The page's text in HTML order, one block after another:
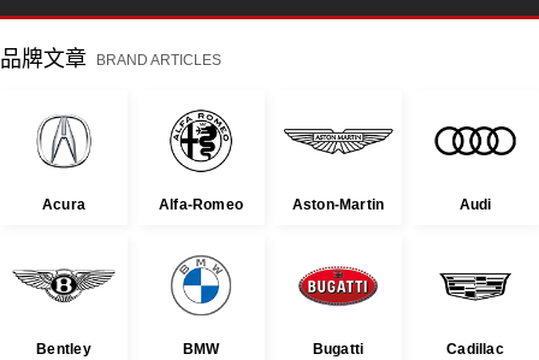
品牌文章 BRAND ARTICLES
Acura Alfa-Romeo Aston-Martin Audi
Bentley BMW Bugatti Cadillac